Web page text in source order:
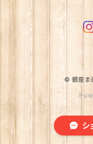
© 銀座ま
シ